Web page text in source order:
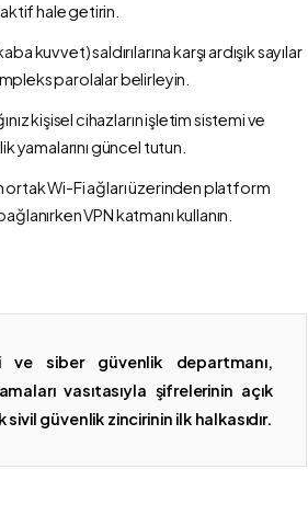
aktif hale getirin.
kuvvet) saldırılarına karşı ardışık sayılar
parolalar belirleyin.
kişisel cihazların işletim sistemi ve
yamalarını güncel tutun.
ortak Wi-Fi ağları üzerinden platform
VPN katmanı kullanın.
siber güvenlik departmanı,
vasıtasıyla şifrelerinin açık
güvenlik zincirinin ilk halkasıdır.